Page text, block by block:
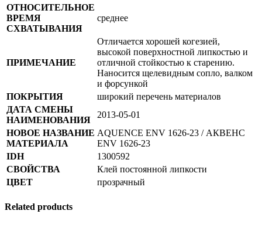
ОТНОСИТЕЛЬНОЕ
ВРЕМЯ
СХВАТЫВАНИЯ
среднее
ПРИМЕЧАНИЕ
Отличается хорошей когезией,
высокой поверхностной липкостью и
отличной стойкостью к старению.
Наносится щелевидным сопло, валком
и форсункой
ПОКРЫТИЯ
широкий перечень материалов
ДАТА СМЕНЫ
НАИМЕНОВАНИЯ
2013-05-01
НОВОЕ НАЗВАНИЕ
МАТЕРИАЛА
AQUENCE ENV 1626-23 / АКВЕНС
ENV 1626-23
IDH
1300592
СВОЙСТВА
Клей постоянной липкости
ЦВЕТ
прозрачный
Related products